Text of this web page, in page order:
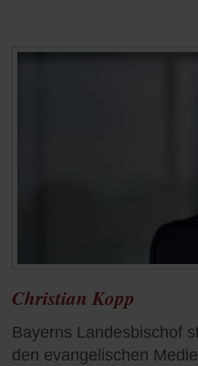
Christian Kopp
Bayerns Landesbischof
den evangelischen